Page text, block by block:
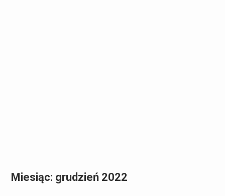
Miesiąc: grudzień 2022